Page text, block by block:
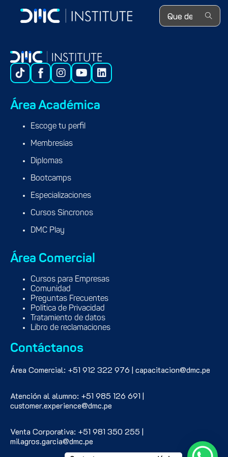
Search ...
Área Académica
Escoge tu perfil
Membresías
Diplomas
Bootcamps
Especializaciones
Cursos Síncronos
DMC Play
Área Comercial
Cursos para Empresas
Comunidad
Preguntas Frecuentes
Política de Privacidad
Tratamiento de datos
Libro de reclamaciones
Contáctanos
Área Comercial: +51 912 322 976 | capacitacion@dmc.pe
Atención al alumno: +51 985 126 691 |
customer.experience@dmc.pe
Venta Corporativa: +51 981 350 255 |
milagros.garcia@dmc.pe